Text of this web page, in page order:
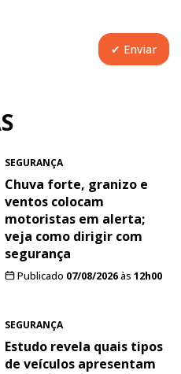
SEGURANÇA
Chuva forte, granizo e
ventos colocam
motoristas em alerta;
veja como dirigir com
segurança
Publicado 07/08/2026às 12h00
SEGURANÇA
Estudo revela quais tipos
de veículos apresentam